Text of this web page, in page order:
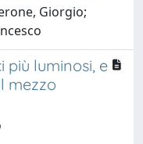
Giorgio;
più luminosi, e
mezzo